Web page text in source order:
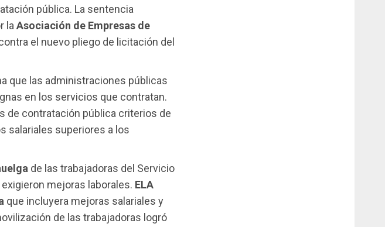
pública. La sentencia
laAsociación de Empresas de
el nuevo pliego de licitación del
que las administraciones públicas
en los servicios que contratan.
de contratación pública criterios de
salariales superiores a los
de las trabajadoras del Servicio
exigieron mejoras laborales. ELA
que incluyera mejoras salariales y
de las trabajadoras logró